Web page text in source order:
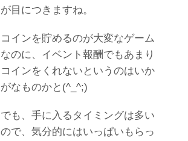
が目につきますね。
コインを貯めるのが大変なゲーム
なのに、イベント報酬でもあまり
コインをくれないというのはいか
がなものかと(^_^;)
でも、手に入るタイミングは多い
ので、気分的にはいっぱいもらっ